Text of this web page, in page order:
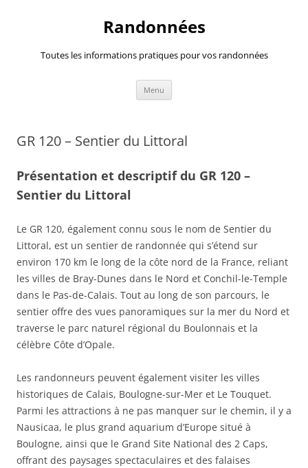
Randonnées
Toutes les informations pratiques pour vos randonnées
Menu
GR 120 – Sentier du Littoral
Présentation et descriptif du GR 120 –
Sentier du Littoral
Le GR 120, également connu sous le nom de Sentier du
Littoral, est un sentier de randonnée qui s’étend sur
environ 170 km le long de la côte nord de la France, reliant
les villes de Bray-Dunes dans le Nord et Conchil-le-Temple
dans le Pas-de-Calais. Tout au long de son parcours, le
sentier offre des vues panoramiques sur la mer du Nord et
traverse le parc naturel régional du Boulonnais et la
célèbre Côte d’Opale.
Les randonneurs peuvent également visiter les villes
historiques de Calais, Boulogne-sur-Mer et Le Touquet.
Parmi les attractions à ne pas manquer sur le chemin, il y a
Nausicaa, le plus grand aquarium d’Europe situé à
Boulogne, ainsi que le Grand Site National des 2 Caps,
offrant des paysages spectaculaires et des falaises